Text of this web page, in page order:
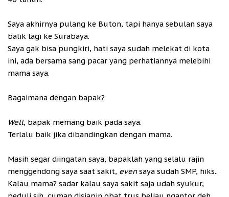
Saya akhirnya pulang ke Buton, tapi hanya sebulan saya
balik lagi ke Surabaya.
Saya gak bisa pungkiri, hati saya sudah melekat di kota
ini, ada bersama sang pacar yang perhatiannya melebihi
mama saya.
Bagaimana dengan bapak?
Well, bapak memang baik pada saya.
Terlalu baik jika dibandingkan dengan mama.
Masih segar diingatan saya, bapaklah yang selalu rajin
menggendong saya saat sakit, evensaya sudah SMP, hiks..
Kalau mama? sadar kalau saya sakit saja udah syukur,